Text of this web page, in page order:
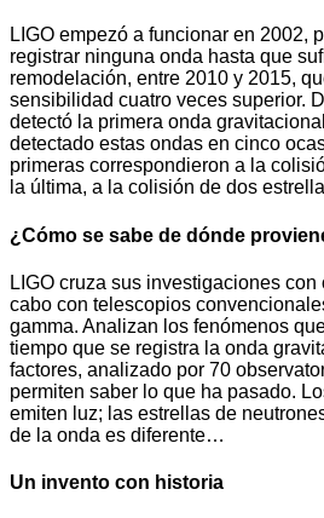
LIGO empezó a funcionar en 2002,
registrar ninguna onda hasta que
remodelación, entre 2010 y 2015,
sensibilidad cuatro veces superior.
detectó la primera onda
detectado estas ondas en cinco
primeras correspondieron a la
la última, a la colisión de dos
¿Cómo se sabe de dónde
LIGO cruza sus investigaciones
cabo con telescopios
gamma. Analizan los fenómenos
tiempo que se registra la onda
factores, analizado por 70
permiten saber lo que ha pasado.
emiten luz; las estrellas de
de la onda es diferente…
Un invento con historia